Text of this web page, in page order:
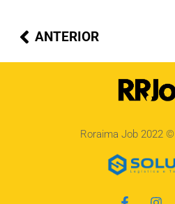
ANTERIOR
Roraima Job 2022 ©